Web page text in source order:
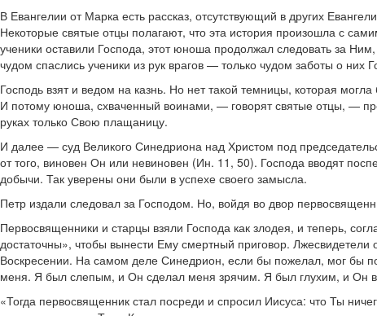
В Евангелии от Марка есть рассказ, отсутствующий в других
Некоторые святые отцы полагают, что эта история произошла с
ученики оставили Господа, этот юноша продолжал следовать за
чудом спаслись ученики из рук врагов — только чудом заботы о
Господь взят и ведом на казнь. Но нет такой темницы, которая
И потому юноша, схваченный воинами, — говорят святые отцы, —
руках только Свою плащаницу.
И далее — суд Великого Синедриона над Христом под
от того, виновен Он или невиновен (Ин. 11, 50). Господа вводят
добычи. Так уверены они были в успехе своего замысла.
Петр издали следовал за Господом. Но, войдя во двор
Первосвященники и старцы взяли Господа как злодея, и теперь,
достаточны», чтобы вынести Ему смертный приговор.
Воскресении. На самом деле Синедрион, если бы пожелал, мог бы
меня. Я был слепым, и Он сделал меня зрячим. Я был глухим, и Он
«Тогда первосвященник стал посреди и спросил Иисуса: что Ты